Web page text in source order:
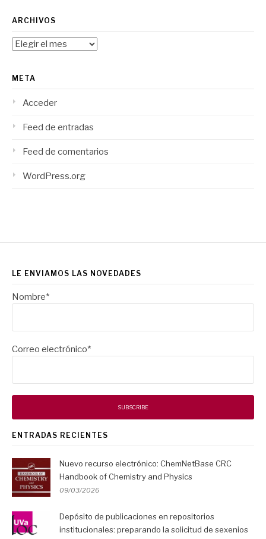
ARCHIVOS
Archivos
META
Acceder
Feed de entradas
Feed de comentarios
WordPress.org
LE ENVIAMOS LAS NOVEDADES
Nombre*
Correo electrónico*
ENTRADAS RECIENTES
Nuevo recurso electrónico: ChemNetBase CRC
Handbook of Chemistry and Physics
09/03/2026
Depósito de publicaciones en repositorios
institucionales: preparando la solicitud de sexenios